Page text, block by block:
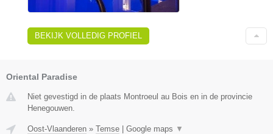
BEKIJK VOLLEDIG PROFIEL
Oriental Paradise
Niet gevestigd in de plaats Montroeul au Bois en in de provincie
Henegouwen.
Oost-Vlaanderen » Temse Google maps ▼